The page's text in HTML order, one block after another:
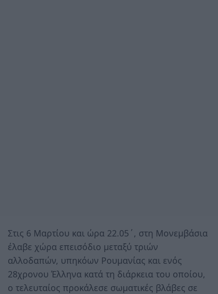
Στις 6 Μαρτίου και ώρα 22.05΄, στη Μονεμβάσια
έλαβε χώρα επεισόδιο μεταξύ τριών
αλλοδαπών, υπηκόων Ρουμανίας και ενός
28χρονου Έλληνα κατά τη διάρκεια του οποίου,
ο τελευταίος προκάλεσε σωματικές βλάβες σε